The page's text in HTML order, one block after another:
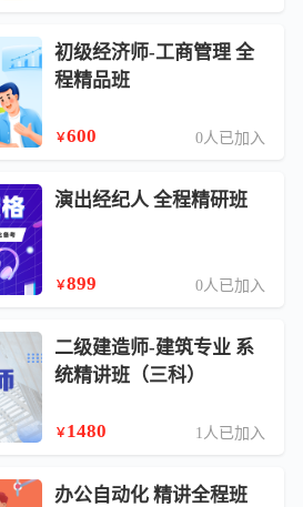
初级经济师-工商管理 全
程精品班
￥600 0人已加入
演出经纪人 全程精研班
￥899 0人已加入
二级建造师-建筑专业 系
统精讲班（三科）
￥1480 1人已加入
办公自动化 精讲全程班